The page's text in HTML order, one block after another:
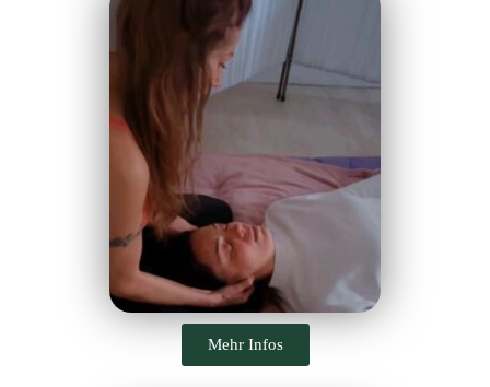
Mehr Infos